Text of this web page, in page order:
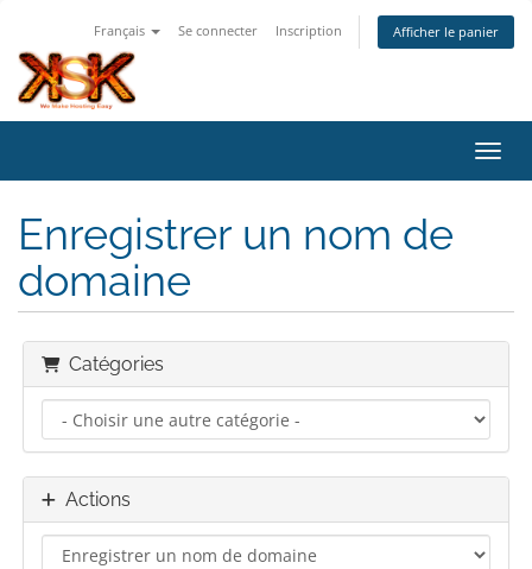
Français Se connecter Inscription Afficher le panier
Enregistrer un nom de
domaine
Catégories
Actions